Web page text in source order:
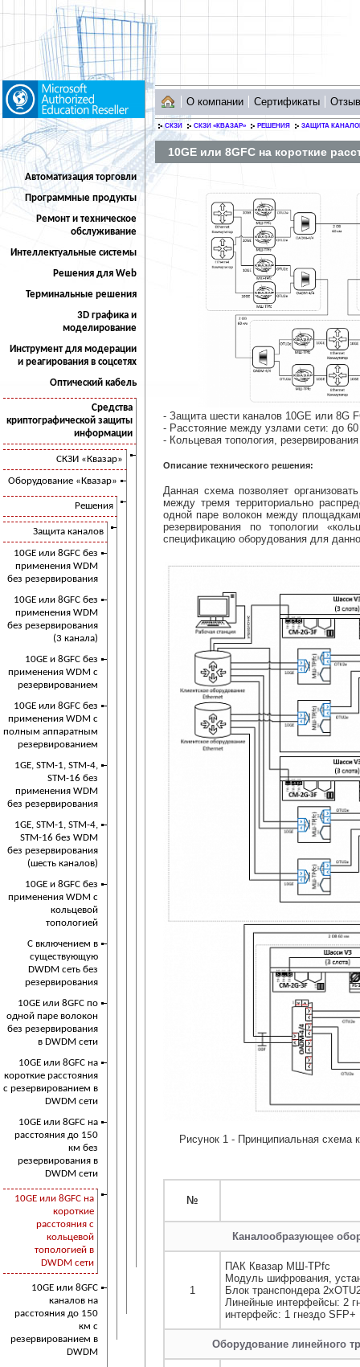
Автоматизация торговли
Программные продукты
Ремонт и техническое
обслуживание
Интеллектуальные системы
Решения для Web
Терминальные решения
3D графика и
моделирование
Инструмент для модерации
и реагирования в соцсетях
Оптический кабель
Средства
криптографической защиты
информации
СКЗИ «Квазар»
Оборудование «Квазар»
Решения
Защита каналов
10GE или 8GFC без
применения WDM
без резервирования
10GE или 8GFC без
применения WDM
без резервирования
(3 канала)
10GE и 8GFC без
применения WDM с
резервированием
10GE или 8GFC без
применения WDM с
полным аппаратным
резервированием
1GE, STM-1, STM-4,
STM-16 без
применения WDM
без резервирования
1GE, STM-1, STM-4,
STM-16 без WDM
без резервирования
(шесть каналов)
10GE и 8GFC без
применения WDM с
кольцевой
топологией
С включением в
существующую
DWDM сеть без
резервирования
10GE или 8GFC по
одной паре волокон
без резервирования
в DWDM сети
10GE или 8GFC на
короткие расстояния
с резервированием в
DWDM сети
10GE или 8GFC на
расстояния до 150
км без
резервирования в
DWDM сети
10GE или 8GFC на
короткие
расстояния с
кольцевой
топологией в
DWDM сети
10GE или 8GFC
каналов на
расстояния до 150
км с
резервированием в
DWDM
О компании Сертификаты
СКЗИ СКЗИ «КВАЗАР» РЕШЕНИЯ ЗАЩИТА
10GE или 8GFC на короткие
- Защита шести каналов 10GE или 8G
- Расстояние между узлами сети: до
- Кольцевая топология,
Описание технического решения:
Данная схема позволяет
между тремя территориально
одной паре волокон между
резервирования по топологии
спецификацию оборудования для
Рисунок 1 - Принципиальная схема
№
Каналообразующее
1
ПАК Квазар МШ-ТРfc
Модуль шифрования,
Блок транспондера
Линейные интерфейсы: 2
интерфейс: 1 гнездо SFP+
Оборудование линейного